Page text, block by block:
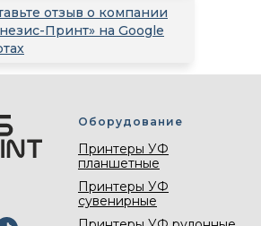
отзыв о компании
Принт» на Google
Оборудование
Принтеры УФ
планшетные
Принтеры УФ
сувенирные